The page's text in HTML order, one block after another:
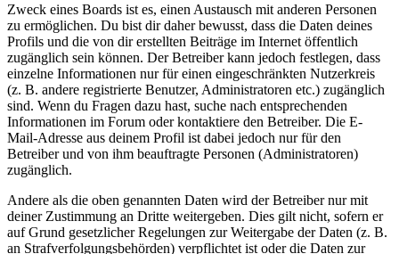
Zweck eines Boards ist es, einen Austausch mit anderen Personen
zu ermöglichen. Du bist dir daher bewusst, dass die Daten deines
Profils und die von dir erstellten Beiträge im Internet öffentlich
zugänglich sein können. Der Betreiber kann jedoch festlegen, dass
einzelne Informationen nur für einen eingeschränkten Nutzerkreis
(z. B. andere registrierte Benutzer, Administratoren etc.) zugänglich
sind. Wenn du Fragen dazu hast, suche nach entsprechenden
Informationen im Forum oder kontaktiere den Betreiber. Die E-
Mail-Adresse aus deinem Profil ist dabei jedoch nur für den
Betreiber und von ihm beauftragte Personen (Administratoren)
zugänglich.
Andere als die oben genannten Daten wird der Betreiber nur mit
deiner Zustimmung an Dritte weitergeben. Dies gilt nicht, sofern er
auf Grund gesetzlicher Regelungen zur Weitergabe der Daten (z. B.
an Strafverfolgungsbehörden) verpflichtet ist oder die Daten zur